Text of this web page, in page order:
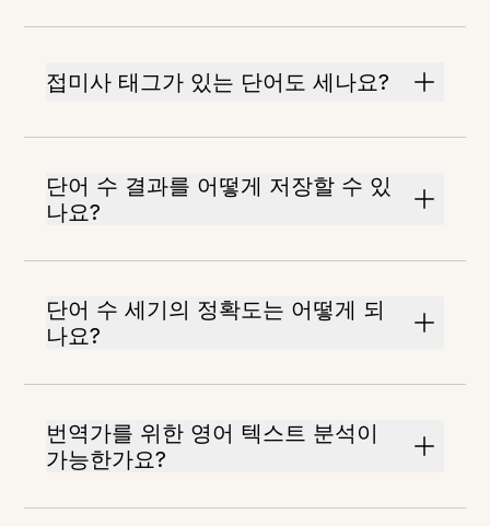
접미사 태그가 있는 단어도 세나요?
단어 수 결과를 어떻게 저장할 수 있
나요?
단어 수 세기의 정확도는 어떻게 되
나요?
번역가를 위한 영어 텍스트 분석이
가능한가요?